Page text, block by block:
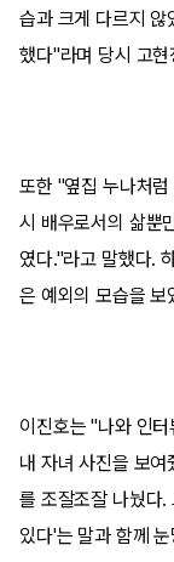
습과 크게 다르지 않
했다"라며 당시 고
또한 "옆집 누나처
시 배우로서의 삶뿐
였다."라고 말했다.
은 예외의 모습을 보
이진호는 "나와 인
내 자녀 사진을 보
를 조잘조잘 나눴다
있다'는 말과 함께